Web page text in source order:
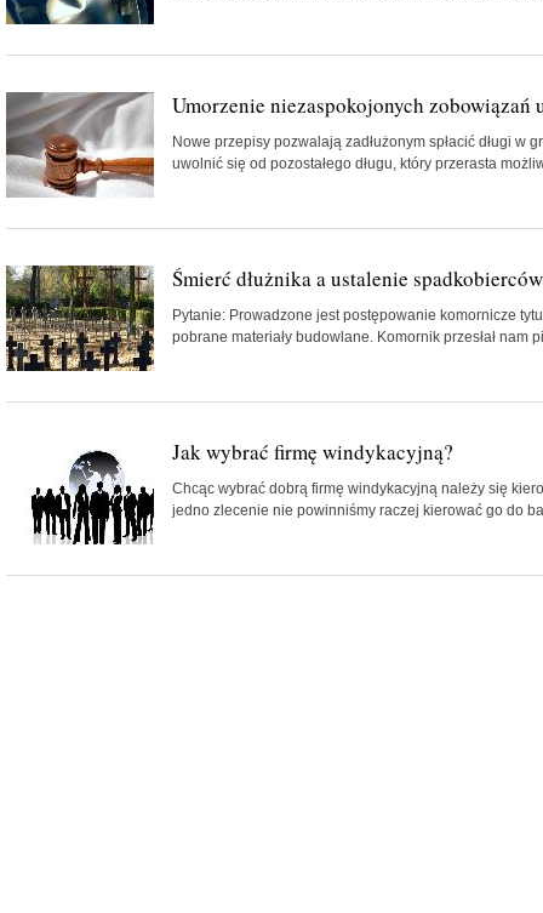
Umorzenie niezaspokojonych zobowiązań
Nowe przepisy pozwalają zadłużonym spłacić długi w
uwolnić się od pozostałego długu, który przerasta
Śmierć dłużnika a ustalenie spadkobierców
Pytanie: Prowadzone jest postępowanie komornicze
pobrane materiały budowlane. Komornik przesłał nam
Jak wybrać firmę windykacyjną?
Chcąc wybrać dobrą firmę windykacyjną należy się
jedno zlecenie nie powinniśmy raczej kierować go do